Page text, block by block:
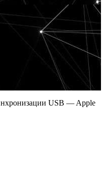
USB — Apple